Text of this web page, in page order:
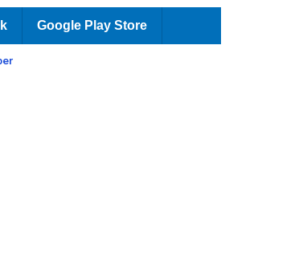
Google Play Store